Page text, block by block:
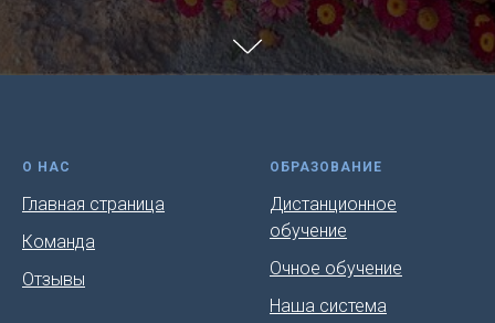
О НАС
Главная страница
Команда
Отзывы
ОБРАЗОВАНИЕ
Дистанционное
обучение
Очное обучение
Наша система